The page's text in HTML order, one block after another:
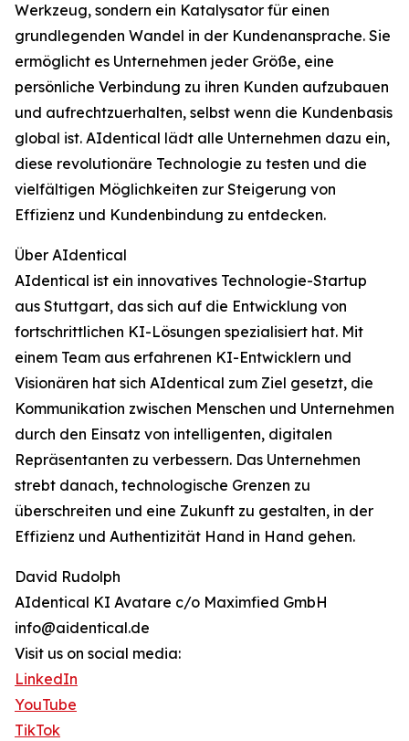
Werkzeug, sondern ein Katalysator für einen
grundlegenden Wandel in der Kundenansprache. Sie
ermöglicht es Unternehmen jeder Größe, eine
persönliche Verbindung zu ihren Kunden aufzubauen
und aufrechtzuerhalten, selbst wenn die Kundenbasis
global ist. AIdentical lädt alle Unternehmen dazu ein,
diese revolutionäre Technologie zu testen und die
vielfältigen Möglichkeiten zur Steigerung von
Effizienz und Kundenbindung zu entdecken.
Über AIdentical
AIdentical ist ein innovatives Technologie-Startup
aus Stuttgart, das sich auf die Entwicklung von
fortschrittlichen KI-Lösungen spezialisiert hat. Mit
einem Team aus erfahrenen KI-Entwicklern und
Visionären hat sich AIdentical zum Ziel gesetzt, die
Kommunikation zwischen Menschen und Unternehmen
durch den Einsatz von intelligenten, digitalen
Repräsentanten zu verbessern. Das Unternehmen
strebt danach, technologische Grenzen zu
überschreiten und eine Zukunft zu gestalten, in der
Effizienz und Authentizität Hand in Hand gehen.
David Rudolph
AIdentical KI Avatare c/o Maximfied GmbH
info@aidentical.de
Visit us on social media:
LinkedIn
YouTube
TikTok